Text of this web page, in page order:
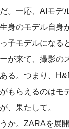
。一応、AIモデ
身のモデル自身
子モデルになる
が来て、撮影の
る。つまり、
もらえるのはモ
、果たして。
か。ZARAを展